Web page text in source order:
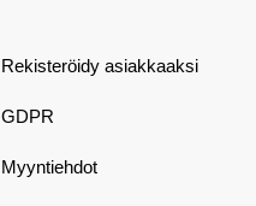
Rekisteröidy asiakkaaksi
GDPR
Myyntiehdot